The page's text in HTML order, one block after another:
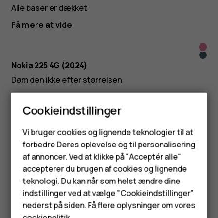
Smartphones
Feature-telefoner
Tilbehør
HMD Terra M
Alle baser er dækket
Få mere at vide
Nokia 225 4G (2024)
Døm den ikke efter størrelsen
Få mere at vide
Nokia 8210 4G
Plant 1 træ med denne enhed
Hold forbindelsen med stil
Få mere at vide
Nokia 5710 XA
Lyd, der omskriver reglerne
Cookieindstillinger
Vi bruger cookies og lignende teknologier til at
forbedre Deres oplevelse og til personalisering
af annoncer. Ved at klikke på "Acceptér alle"
accepterer du brugen af cookies og lignende
teknologi. Du kan når som helst ændre dine
indstillinger ved at vælge "Cookieindstillinger"
nederst på siden. Få flere oplysninger om vores